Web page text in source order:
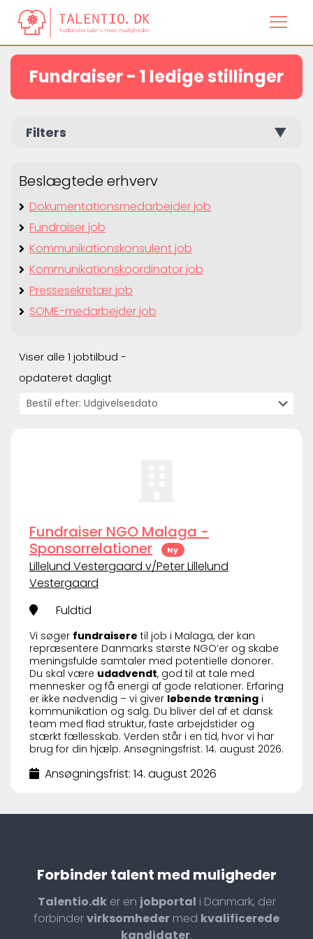
Fundraiser - 1 ledige stillinger
Filters ▼
Beslægtede erhverv
Dokumentationsmedarbejder job
Fundraiser job
Kommunikationskonsulent job
Kommunikationskoordinator job
Pressesekretær job
SOME-medarbejder job
Viser alle 1 jobtilbud -
opdateret dagligt
Fundraiser NGO Malaga -
Sponsorrelationer
Ny
Lillelund Vestergaard v/Peter Lillelund
Vestergaard
Fuldtid
Vi søger fundraisere til job i Malaga, der kan
repræsentere Danmarks største NGO’er og skabe
meningsfulde samtaler med potentielle donorer.
Du skal være udadvendt, god til at tale med
mennesker og få energi af gode relationer. Erfaring
er ikke nødvendig – vi giver løbende træning i
kommunikation og salg. Du bliver del af et dansk
team med flad struktur, faste arbejdstider og
stærkt fællesskab. Verden står i en tid, hvor vi har
brug for din hjælp. Ansøgningsfrist: 14. august 2026.
Ansøgningsfrist: 14. august 2026
Forbinder talent med muligheder
Talentio.dker en jobportal i Danmark, der
forbindervirksomheder med kvalificerede
kandidater.